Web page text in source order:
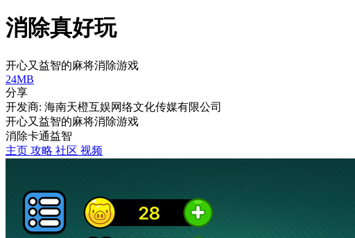
消除真好玩
开心又益智的麻将消除游戏
24MB
分享
开发商: 海南天橙互娱网络文化传媒有限公司
开心又益智的麻将消除游戏
消除卡通益智
主页 攻略 社区 视频